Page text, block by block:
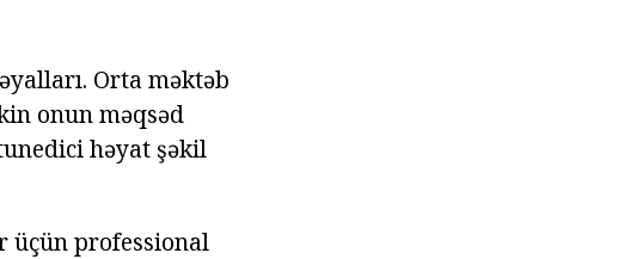
Orta məktəb
onun məqsəd
həyat şəkil
üçün professional